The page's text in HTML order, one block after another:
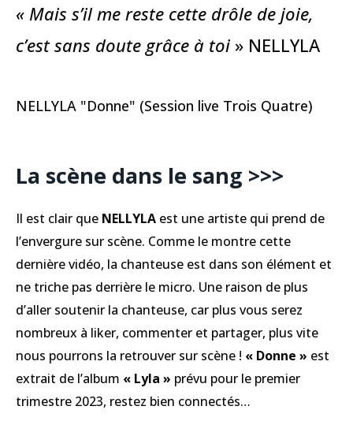
« Mais s’il me reste cette drôle de joie,
c’est sans doute grâce à toi » NELLYLA
NELLYLA "Donne" (Session live Trois Quatre)
La scène dans le sang >>>
Il est clair que NELLYLA est une artiste qui prend de
l’envergure sur scène. Comme le montre cette
dernière vidéo, la chanteuse est dans son élément et
ne triche pas derrière le micro. Une raison de plus
d’aller soutenir la chanteuse, car plus vous serez
nombreux à liker, commenter et partager, plus vite
nous pourrons la retrouver sur scène ! « Donne » est
extrait de l’album « Lyla » prévu pour le premier
trimestre 2023, restez bien connectés…